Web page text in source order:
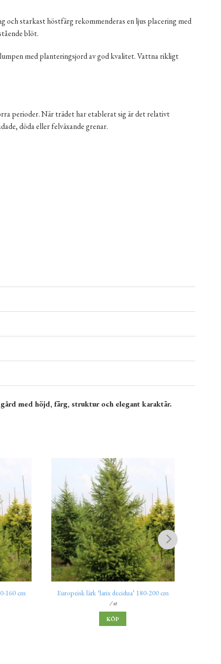
och starkast höstfärg rekommenderas en ljus placering med
blöt.
med planteringsjord av god kvalitet. Vattna rikligt
perioder. När trädet har etablerat sig är det relativt
döda eller felväxande grenar.
med höjd, färg, struktur och elegant karaktär.
160 cm Europeisk lärk ‘larix decidua’ 180-200 cm
/ st
KÖP